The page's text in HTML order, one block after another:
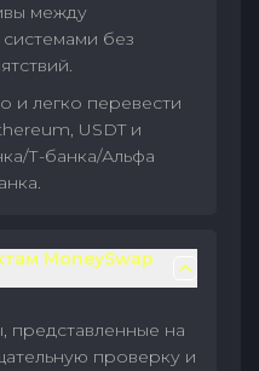
между
без
и легко перевести
USDT и
Т-банка/Альфа
MoneySwap
представленные на
проверку и